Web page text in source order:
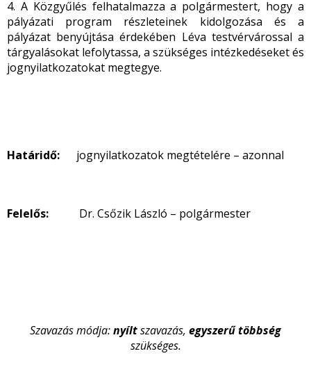
4. A Közgyűlés felhatalmazza a polgármestert, hogy a
pályázati program részleteinek kidolgozása és a
pályázat benyújtása érdekében Léva testvérvárossal a
tárgyalásokat lefolytassa, a szükséges intézkedéseket és
jognyilatkozatokat megtegye.
Határidő: jognyilatkozatok megtételére – azonnal
Felelős: Dr. Csőzik László – polgármester
Szavazás módja:nyíltszavazás, egyszerű többség
szükséges.